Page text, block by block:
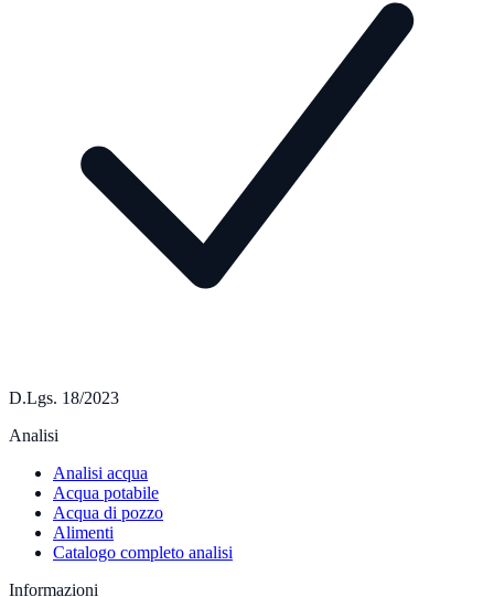
D.Lgs. 18/2023
Analisi
Analisi acqua
Acqua potabile
Acqua di pozzo
Alimenti
Catalogo completo analisi
Informazioni